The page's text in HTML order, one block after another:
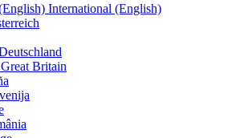
International (English)
Great Britain